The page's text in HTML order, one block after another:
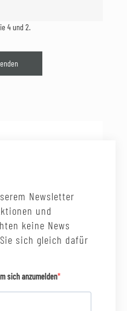
4 und 2.
Newsletter
und
keine News
sich gleich dafür
sich anzumelden